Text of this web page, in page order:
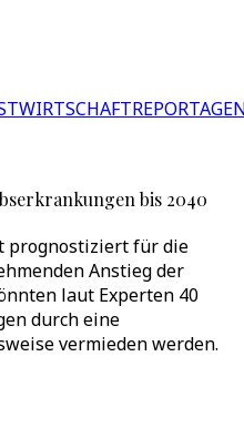
WIRTSCHAFT
bis 2040
prognostiziert für die
Anstieg der
laut Experten 40
durch eine
vermieden werden.